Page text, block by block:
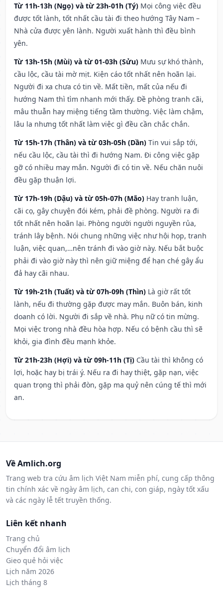
Từ 11h-13h (Ngọ) và từ 23h-01h (Tý) Mọi công việc đều
được tốt lành, tốt nhất cầu tài đi theo hướng Tây Nam –
Nhà cửa được yên lành. Người xuất hành thì đều bình
yên.
Từ 13h-15h (Mùi) và từ 01-03h (Sửu) Mưu sự khó thành,
cầu lộc, cầu tài mờ mịt. Kiện cáo tốt nhất nên hoãn lại.
Người đi xa chưa có tin về. Mất tiền, mất của nếu đi
hướng Nam thì tìm nhanh mới thấy. Đề phòng tranh cãi,
mâu thuẫn hay miệng tiếng tầm thường. Việc làm chậm,
lâu la nhưng tốt nhất làm việc gì đều cần chắc chắn.
Từ 15h-17h (Thân) và từ 03h-05h (Dần) Tin vui sắp tới,
nếu cầu lộc, cầu tài thì đi hướng Nam. Đi công việc gặp
gỡ có nhiều may mắn. Người đi có tin về. Nếu chăn nuôi
đều gặp thuận lợi.
Từ 17h-19h (Dậu) và từ 05h-07h (Mão) Hay tranh luận,
cãi cọ, gây chuyện đói kém, phải đề phòng. Người ra đi
tốt nhất nên hoãn lại. Phòng người người nguyền rủa,
tránh lây bệnh. Nói chung những việc như hội họp, tranh
luận, việc quan,…nên tránh đi vào giờ này. Nếu bắt buộc
phải đi vào giờ này thì nên giữ miệng để hạn ché gây ẩu
đả hay cãi nhau.
Từ 19h-21h (Tuất) và từ 07h-09h (Thìn) Là giờ rất tốt
lành, nếu đi thường gặp được may mắn. Buôn bán, kinh
doanh có lời. Người đi sắp về nhà. Phụ nữ có tin mừng.
Mọi việc trong nhà đều hòa hợp. Nếu có bệnh cầu thì sẽ
khỏi, gia đình đều mạnh khỏe.
Từ 21h-23h (Hợi) và từ 09h-11h (Tị) Cầu tài thì không có
lợi, hoặc hay bị trái ý. Nếu ra đi hay thiệt, gặp nạn, việc
quan trọng thì phải đòn, gặp ma quỷ nên cúng tế thì mới
an.
Về Amlich.org
Trang web tra cứu âm lịch Việt Nam miễn phí, cung cấp thông
tin chính xác về ngày âm lịch, can chi, con giáp, ngày tốt xấu
và các ngày lễ tết truyền thống.
Liên kết nhanh
Trang chủ
Chuyển đổi âm lịch
Gieo quẻ hỏi việc
Lịch năm 2026
Lịch tháng 8